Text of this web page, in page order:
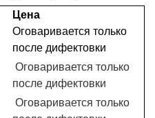
Цена
Оговаривается только
после дифектовки
Оговаривается только
после дифектовки
Оговаривается только